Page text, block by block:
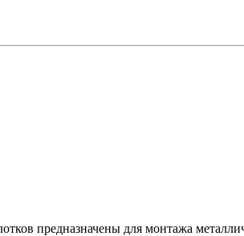
предназначены для монтажа